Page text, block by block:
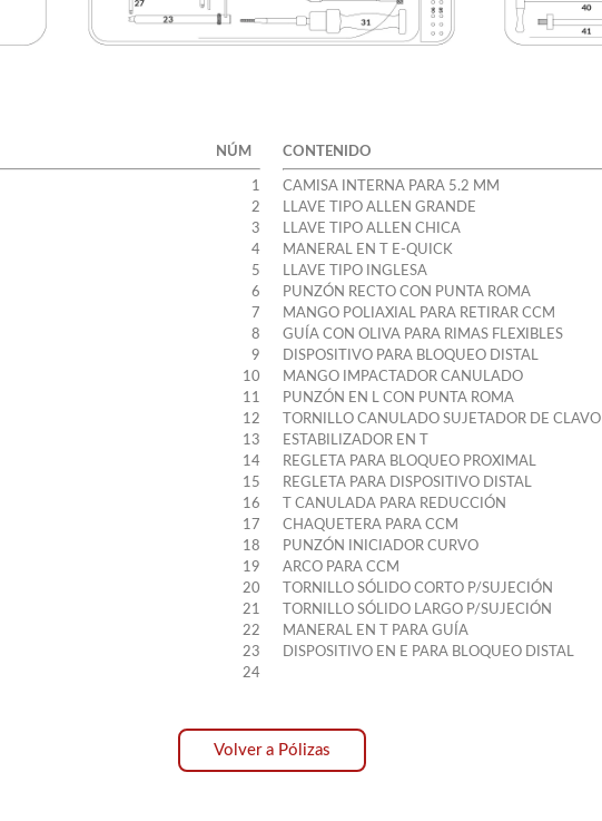
NÚM
1
2
3
4
5
6
7
8
9
10
11
12
13
14
15
16
17
18
19
20
21
22
23
24
CONTENIDO
CAMISA INTERNA PARA 5.2 MM
LLAVE TIPO ALLEN GRANDE
LLAVE TIPO ALLEN CHICA
MANERAL EN T E-QUICK
LLAVE TIPO INGLESA
PUNZÓN RECTO CON PUNTA ROMA
MANGO POLIAXIAL PARA RETIRAR CCM
GUÍA CON OLIVA PARA RIMAS FLEXIBLES
DISPOSITIVO PARA BLOQUEO DISTAL
MANGO IMPACTADOR CANULADO
PUNZÓN EN L CON PUNTA ROMA
TORNILLO CANULADO SUJETADOR DE CLAVO
ESTABILIZADOR EN T
REGLETA PARA BLOQUEO PROXIMAL
REGLETA PARA DISPOSITIVO DISTAL
T CANULADA PARA REDUCCIÓN
CHAQUETERA PARA CCM
PUNZÓN INICIADOR CURVO
ARCO PARA CCM
TORNILLO SÓLIDO CORTO P/SUJECIÓN
TORNILLO SÓLIDO LARGO P/SUJECIÓN
MANERAL EN T PARA GUÍA
DISPOSITIVO EN E PARA BLOQUEO DISTAL
Volver a Pólizas